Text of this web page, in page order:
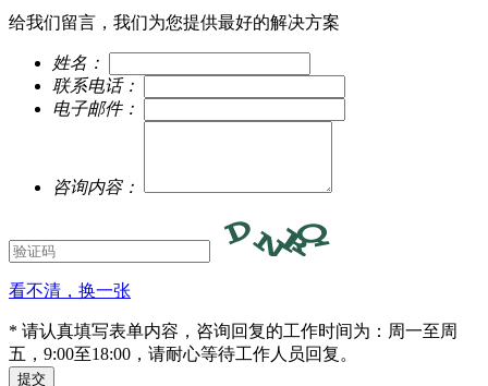
给我们留言，我们为您提供最好的解决方案
姓名：
联系电话：
电子邮件：
咨询内容：
看不清，换一张
* 请认真填写表单内容，咨询回复的工作时间为：周一至周
五，9:00至18:00，请耐心等待工作人员回复。